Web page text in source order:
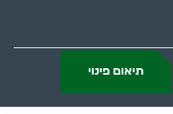
תיאום פינוי